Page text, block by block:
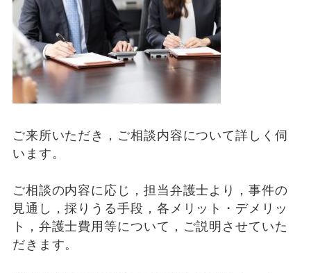
ご来所いただき，ご相談内容について詳しく伺
います。
ご相談の内容に応じ，担当弁護士より，事件の
見通し，採りうる手段，各メリット・デメリッ
ト，弁護士費用等について，ご説明させていた
だきます。